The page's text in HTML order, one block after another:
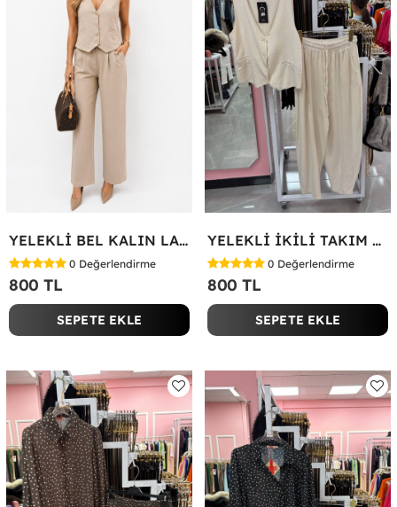
YELEKLİ BEL KALIN LASTİK İKİLİ TAKIM Bej
0 Değerlendirme
800 TL
SEPETE EKLE
YELEKLİ İKİLİ TAKIM Bej
0 Değerlendirme
800 TL
SEPETE EKLE